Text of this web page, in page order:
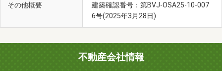
その他概要
建築確認番号：第BVJ-OSA25-10-007
6号(2025年3月28日)
不動産会社情報